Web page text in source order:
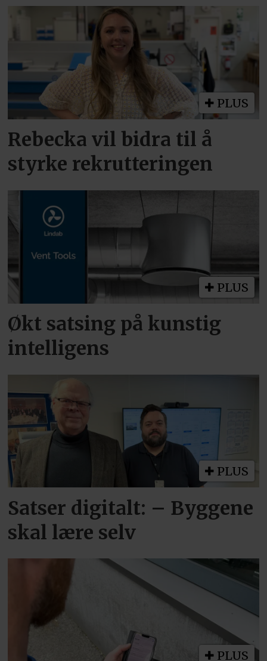
PLUS
Rebecka vil bidra til å
styrke rekrutteringen
PLUS
Økt satsing på kunstig
intelligens
PLUS
Satser digitalt: – Byggene
skal lære selv
PLUS